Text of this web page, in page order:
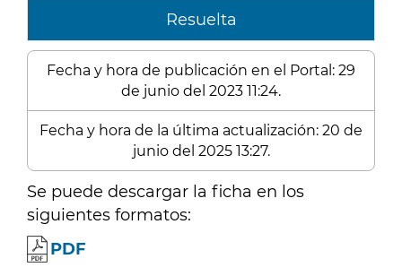
Resuelta
Fecha y hora de publicación en el Portal: 29
de junio del 2023 11:24.
Fecha y hora de la última actualización: 20 de
junio del 2025 13:27.
Se puede descargar la ficha en los
siguientes formatos:
PDF